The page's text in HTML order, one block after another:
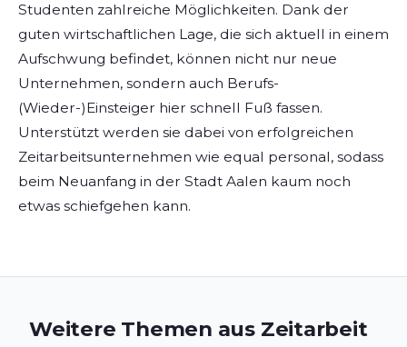
Studenten zahlreiche Möglichkeiten. Dank der
guten wirtschaftlichen Lage, die sich aktuell in einem
Aufschwung befindet, können nicht nur neue
Unternehmen, sondern auch Berufs-
(Wieder-)Einsteiger hier schnell Fuß fassen.
Unterstützt werden sie dabei von erfolgreichen
Zeitarbeitsunternehmen wie equal personal, sodass
beim Neuanfang in der Stadt Aalen kaum noch
etwas schiefgehen kann.
Weitere Themen aus Zeitarbeit